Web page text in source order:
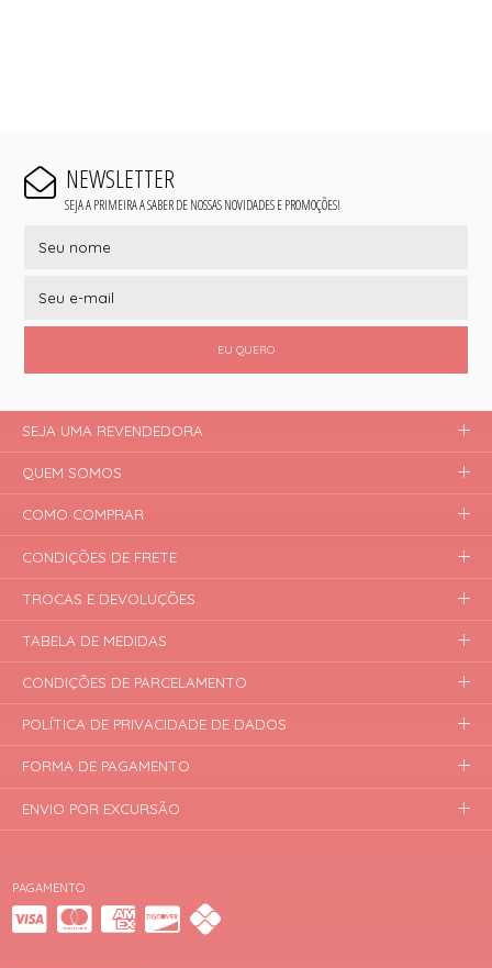
NEWSLETTER
SEJA A PRIMEIRA A SABER DE NOSSAS NOVIDADES E PROMOÇÕES!
EU QUERO
PAGAMENTO
SEJA UMA REVENDEDORA
QUEM SOMOS
COMO COMPRAR
CONDIÇÕES DE FRETE
TROCAS E DEVOLUÇÕES
TABELA DE MEDIDAS
CONDIÇÕES DE PARCELAMENTO
POLÍTICA DE PRIVACIDADE DE DADOS
FORMA DE PAGAMENTO
ENVIO POR EXCURSÃO